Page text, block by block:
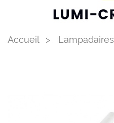
Accueil Lampadaires